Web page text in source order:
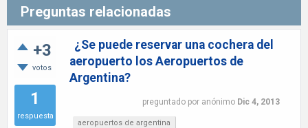
Preguntas relacionadas
+3
votos
1
respuesta
¿Se puede reservar una cochera del
aeropuerto los Aeropuertos de
Argentina?
preguntado por anónimo Dic 4, 2013
aeropuertos de argentina